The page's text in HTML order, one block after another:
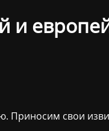
Приносим свои